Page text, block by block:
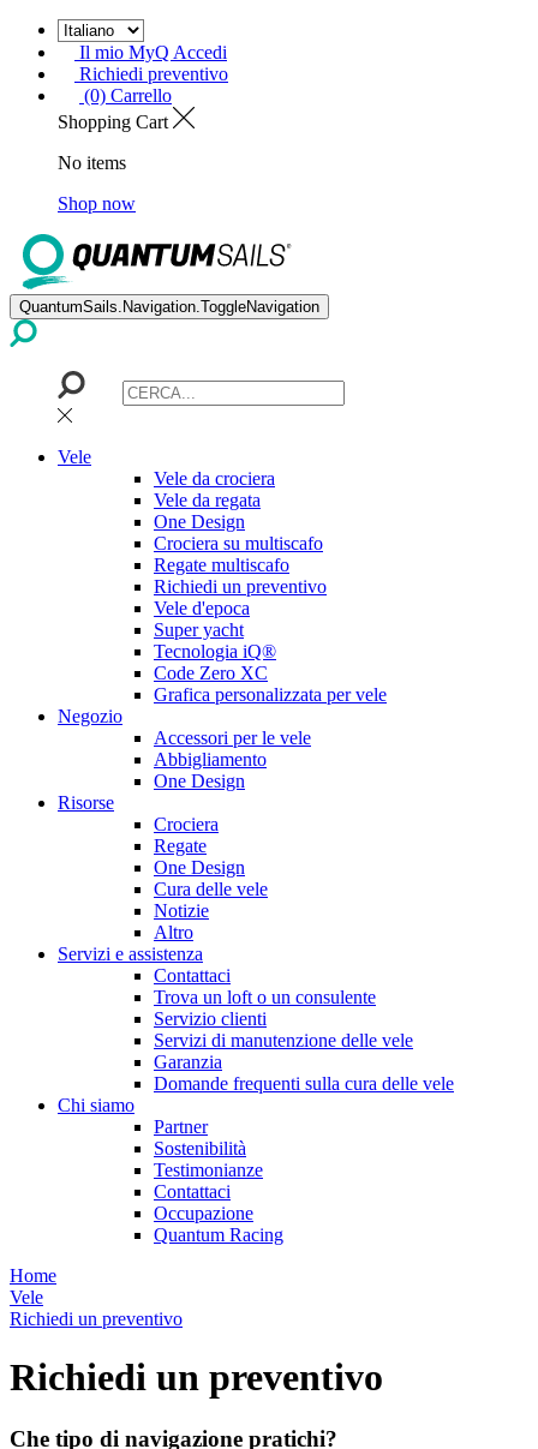
Il mio MyQ Accedi
Richiedi preventivo
(0) Carrello
Shopping Cart
No items
Shop now
QuantumSails.Navigation.ToggleNavigation
Vele
Vele da crociera
Vele da regata
One Design
Crociera su multiscafo
Regate multiscafo
Richiedi un preventivo
Vele d'epoca
Super yacht
Tecnologia iQ®
Code Zero XC
Grafica personalizzata per vele
Negozio
Accessori per le vele
Abbigliamento
One Design
Risorse
Crociera
Regate
One Design
Cura delle vele
Notizie
Altro
Servizi e assistenza
Contattaci
Trova un loft o un consulente
Servizio clienti
Servizi di manutenzione delle vele
Garanzia
Domande frequenti sulla cura delle vele
Chi siamo
Partner
Sostenibilità
Testimonianze
Contattaci
Occupazione
Quantum Racing
Home
Vele
Richiedi un preventivo
Richiedi un preventivo
Che tipo di navigazione pratichi?